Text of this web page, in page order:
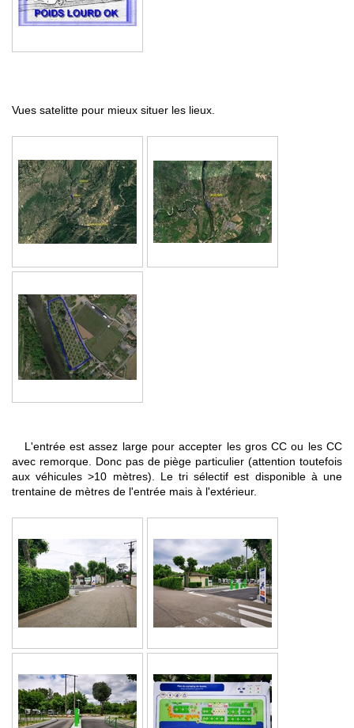
Vues satelitte pour mieux situer les lieux.
L'entrée est assez large pour accepter les gros CC ou les CC
avec remorque. Donc pas de piège particulier (attention toutefois
aux véhicules >10 mètres). Le tri sélectif est disponible à une
trentaine de mètres de l'entrée mais à l'extérieur.